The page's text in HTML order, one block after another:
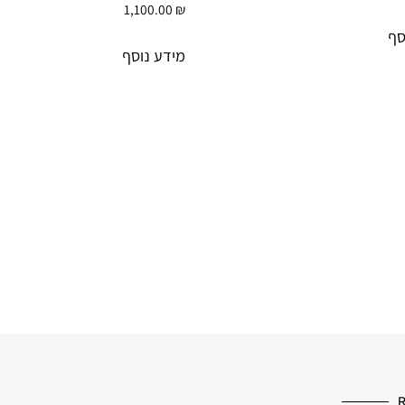
1,100.00 ₪
מידע נוסף